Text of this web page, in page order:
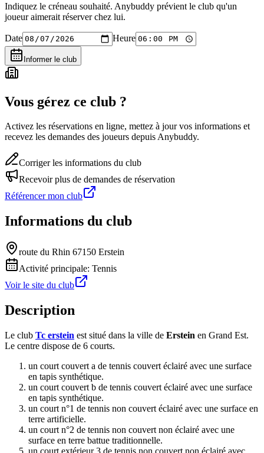
Indiquez le créneau souhaité. Anybuddy prévient le club qu'un
joueur aimerait réserver chez lui.
Date Heure
Informer le club
Vous gérez ce club ?
Activez les réservations en ligne, mettez à jour vos informations et
recevez les demandes des joueurs depuis Anybuddy.
Corriger les informations du club
Recevoir plus de demandes de réservation
Référencer mon club
Informations du club
route du Rhin 67150 Erstein
Activité principale: Tennis
Voir le site du club
Description
Le club Tc erstein est situé dans la ville de Erstein en Grand Est.
Le centre dispose de 6 courts.
un court couvert a de tennis couvert éclairé avec une surface
en tapis synthétique.
un court couvert b de tennis couvert éclairé avec une surface
en tapis synthétique.
un court n°1 de tennis non couvert éclairé avec une surface en
terre artificielle.
un court n°2 de tennis non couvert non éclairé avec une
surface en terre battue traditionnelle.
un court extérieur 3 de tennis non couvert non éclairé avec